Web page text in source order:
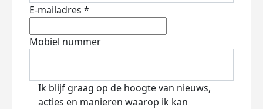
E-mailadres *
Mobiel nummer
Ik blijf graag op de hoogte van nieuws,
acties en manieren waarop ik kan